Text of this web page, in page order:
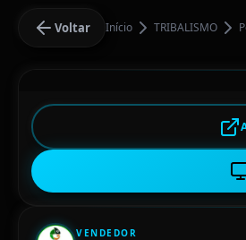
Voltar Início TRIBALISMO
VENDEDOR